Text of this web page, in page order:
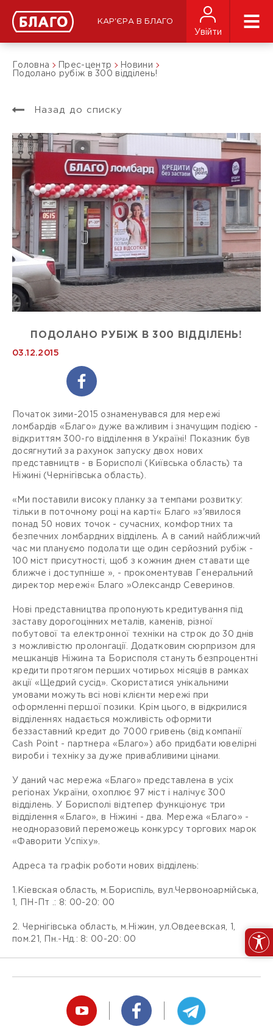
КАР'ЄРА В БЛАГО
Увійти
Головна Прес-центр
Новини
Подолано рубіж в 300 відділень!
Назад до списку
ПОДОЛАНО РУБІЖ В 300 ВІДДІЛЕНЬ!
03.12.2015
Початок зими-2015 ознаменувався для мережі
ломбардів «Благо» дуже важливим і значущим подією -
відкриттям 300-го відділення в Україні! Показник був
досягнутий за рахунок запуску двох нових
представництв - в Борисполі (Київська область) та
Ніжині (Чернігівська область).
«Ми поставили високу планку за темпами розвитку:
тільки в поточному році на карті« Благо »з'явилося
понад 50 нових точок - сучасних, комфортних та
безпечних ломбардних відділень. А в самий найближчий
час ми плануємо подолати ще один серйозний рубіж -
100 міст присутності, щоб з кожним днем ​​ставати ще
ближче і доступніше », - прокоментував Генеральний
директор мережі« Благо »Олександр Северинов.
Нові представництва пропонують кредитування під
заставу дорогоцінних металів, каменів, різної
побутової та електронної техніки на строк до 30 днів
з можливістю пролонгації. Додатковим сюрпризом для
мешканців Ніжина та Борисполя стануть безпроцентні
кредити протягом перших чотирьох місяців в рамках
акції «Щедрий сусід». Скористатися унікальними
умовами можуть всі нові клієнти мережі при
оформленні першої позики. Крім цього, в відкрилися
відділеннях надається можливість оформити
беззаставний кредит до 7000 гривень (від компанії
Cash Point - партнера «Благо») або придбати ювелірні
вироби і техніку за дуже привабливими цінами.
У даний час мережа «Благо» представлена ​​в усіх
регіонах України, охоплює 97 міст і налічує 300
відділень. У Борисполі відтепер функціонує три
відділення «Благо», в Ніжині - два. Мережа «Благо» -
неодноразовий переможець конкурсу торгових марок
«Фаворити Успіху».
Адреса та графік роботи нових відділень:
1.Кіевская область, м.Бориспіль, вул.Червоноармійська,
1, ПН-Пт .: 8: 00-20: 00
2. Чернігівська область, м.Ніжин, ул.Овдеевская, 1,
пом.21, Пн.-Нд.: 8: 00-20: 00